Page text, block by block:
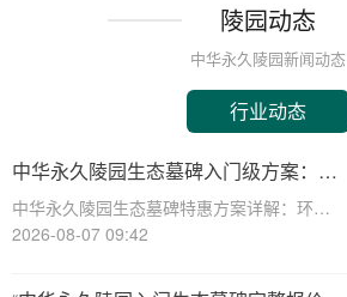
陵园动态
中华永久陵园新闻动态
行业动态
中华永久陵园生态墓碑入门级方案：完
整报价与一站式服务打包特惠解析
中华永久陵园生态墓碑特惠方案详解：环
保、经济、个性化选择☎ 中华永久陵园电
提升，选择一个环保且经济的陵园及墓碑成
2026-08-07 09:42